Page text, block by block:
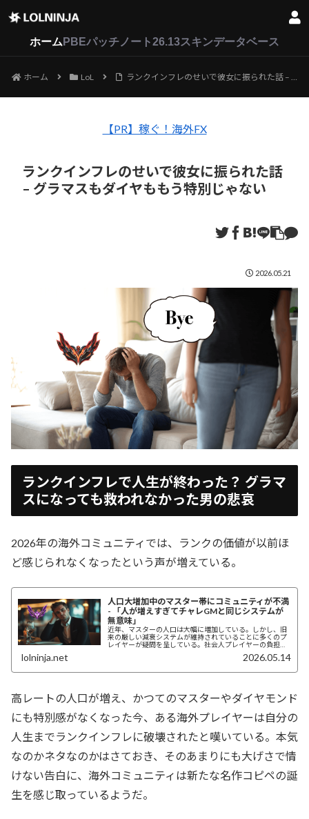
ホーム PBEパッチノート26.13スキンデータベース
ホーム LoL ランクインフレのせいで彼女に振られた話 – グラマスもダイヤももう特別じゃない
【PR】稼ぐ！海外FX
ランクインフレのせいで彼女に振られた話
– グラマスもダイヤももう特別じゃない
2026.05.21
ランクインフレで人生が終わった？ グラマ
スになっても救われなかった男の悲哀
2026年の海外コミュニティでは、ランクの価値が以前ほ
ど感じられなくなったという声が増えている。
人口大増加中のマスター帯にコミュニティが不満
- 「人が増えすぎてチャレGMと同じシステムが
無意味」
近年、マスターの人口は大幅に増加している。しかし、旧
来の厳しい減衰システムが維持されていることに多くのプ
レイヤーが疑問を呈している。社会人プレイヤーの負担
lolninja.net 2026.05.14
高レートの人口が増え、かつてのマスターやダイヤモンド
にも特別感がなくなった今、ある海外プレイヤーは自分の
人生までランクインフレに破壊されたと嘆いている。本気
なのかネタなのかはさておき、そのあまりにも大げさで情
けない告白に、海外コミュニティは新たな名作コピペの誕
生を感じ取っているようだ。